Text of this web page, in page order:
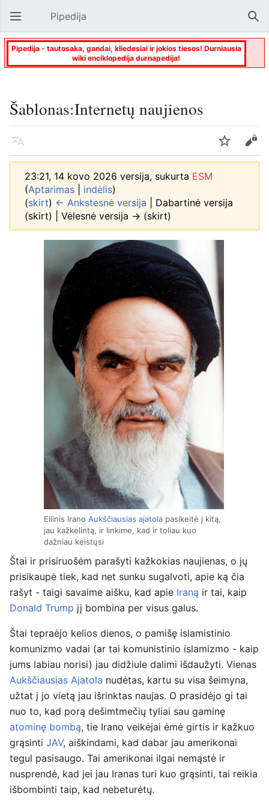
Atverti pagrindinį meniu Pipedija
Pipedija - tautosaka, gandai, kliedesiai ir jokios tiesos! Durniausia
wiki enciklopedija durnapedija!
Šablonas:Internetų naujienos
Kalba Stebėti Keisti
23:21, 14 kovo 2026 versija, sukurta ESM
(Aptarimas indėlis)
(skirt) ← Ankstesnė versija | Dabartinė versija
(skirt) | Vėlesnė versija → (skirt)
Eilinis Irano Aukščiausias ajatola pasikeitė į kitą,
jau kažkelintą, ir linkime, kad ir toliau kuo
dažniau keistųsi
Štai ir prisiruošėm parašyti kažkokias naujienas, o jų
prisikaupė tiek, kad net sunku sugalvoti, apie ką čia
rašyt - taigi savaime aišku, kad apie Iraną ir tai, kaip
Donald Trump jį bombina per visus galus.
Štai tepraėjo kelios dienos, o pamišę islamistinio
komunizmo vadai (ar tai komunistinio islamizmo - kaip
jums labiau norisi) jau didžiule dalimi išdaužyti. Vienas
Aukščiausias Ajatola nudėtas, kartu su visa šeimyna,
užtat į jo vietą jau išrinktas naujas. O prasidėjo gi tai
nuo to, kad porą dešimtmečių tyliai sau gaminę
atominę bombą, tie Irano veikėjai ėmė girtis ir kažkuo
grąsinti JAV, aiškindami, kad dabar jau amerikonai
tegul pasisaugo. Tai amerikonai ilgai nemąstė ir
nusprendė, kad jei jau Iranas turi kuo grąsinti, tai reikia
išbombinti taip, kad nebeturėtų.